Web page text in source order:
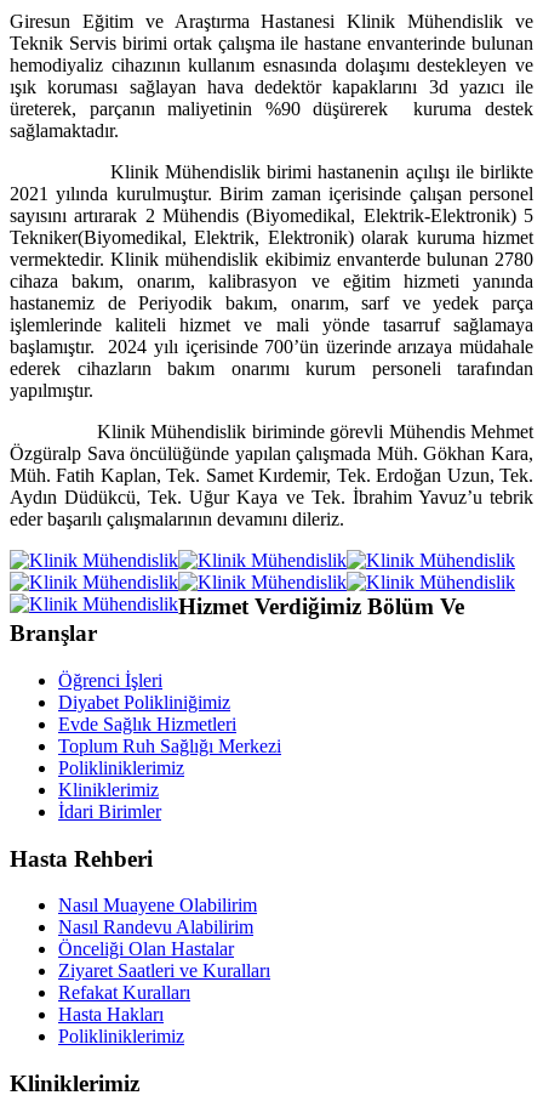
Giresun Eğitim ve Araştırma Hastanesi Klinik Mühendislik ve
Teknik Servis birimi ortak çalışma ile hastane envanterinde bulunan
hemodiyaliz cihazının kullanım esnasında dolaşımı destekleyen ve
ışık koruması sağlayan hava dedektör kapaklarını 3d yazıcı ile
üreterek, parçanın maliyetinin %90 düşürerek kuruma destek
sağlamaktadır.
Klinik Mühendislik birimi hastanenin açılışı ile birlikte
2021 yılında kurulmuştur. Birim zaman içerisinde çalışan personel
sayısını artırarak 2 Mühendis (Biyomedikal, Elektrik-Elektronik) 5
Tekniker(Biyomedikal, Elektrik, Elektronik) olarak kuruma hizmet
vermektedir. Klinik mühendislik ekibimiz envanterde bulunan 2780
cihaza bakım, onarım, kalibrasyon ve eğitim hizmeti yanında
hastanemiz de Periyodik bakım, onarım, sarf ve yedek parça
işlemlerinde kaliteli hizmet ve mali yönde tasarruf sağlamaya
başlamıştır. 2024 yılı içerisinde 700’ün üzerinde arızaya müdahale
ederek cihazların bakım onarımı kurum personeli tarafından
yapılmıştır.
Klinik Mühendislik biriminde görevli Mühendis Mehmet
Özgüralp Sava öncülüğünde yapılan çalışmada Müh. Gökhan Kara,
Müh. Fatih Kaplan, Tek. Samet Kırdemir, Tek. Erdoğan Uzun, Tek.
Aydın Düdükcü, Tek. Uğur Kaya ve Tek. İbrahim Yavuz’u tebrik
eder başarılı çalışmalarının devamını dileriz.
Hizmet Verdiğimiz Bölüm Ve
Branşlar
Öğrenci İşleri
Diyabet Polikliniğimiz
Evde Sağlık Hizmetleri
Toplum Ruh Sağlığı Merkezi
Polikliniklerimiz
Kliniklerimiz
İdari Birimler
Hasta Rehberi
Nasıl Muayene Olabilirim
Nasıl Randevu Alabilirim
Önceliği Olan Hastalar
Ziyaret Saatleri ve Kuralları
Refakat Kuralları
Hasta Hakları
Polikliniklerimiz
Kliniklerimiz